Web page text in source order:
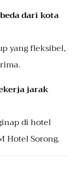
dari kota
yang fleksibel,
jarak
di hotel
Hotel Sorong.